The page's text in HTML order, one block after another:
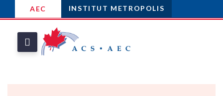
AEC INSTITUT METROPOLIS